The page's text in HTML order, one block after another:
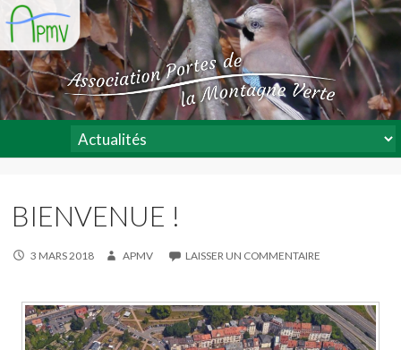
BIENVENUE !
3 MARS 2018 APMV LAISSER UN COMMENTAIRE